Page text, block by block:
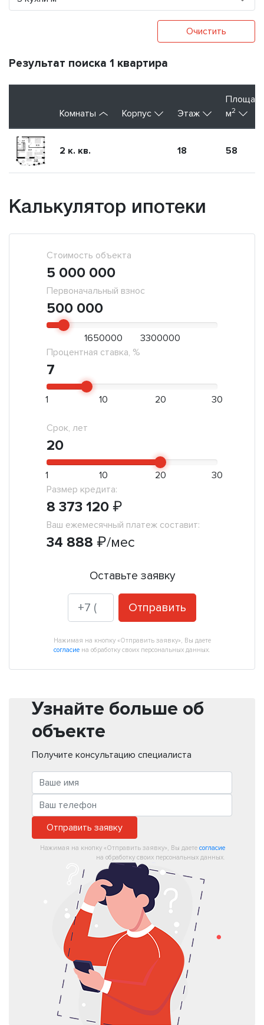
Очистить
Результат поиска 1 квартира
Комнаты Корпус Этаж
м2
2 к. кв. 18 58
Калькулятор ипотеки
Первоначальный взнос
500 000
Стоимость объекта
5 000 000
1650000
3300000
Процентная ставка, %
7
1 10 20 30
Срок, лет
20
1 10 20
30
Размер кредита:
8 373 120 ₽
Ваш ежемесячный платеж составит:
34 888 ₽/мес
Оставьте заявку
Отправить
Нажимая на кнопку «Отправить заявку», Вы даете
согласие на обработку своих персональных данных.
Узнайте больше об
объекте
Получите консультацию специалиста
Отправить заявку
Нажимая на кнопку «Отправить заявку», Вы даете согласие
на обработку своих персональных данных.